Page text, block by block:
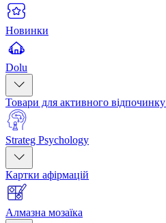
Новинки
Dolu
Товари для активного відпочинку
Strateg Psychology
Картки афірмацій
Алмазна мозаїка